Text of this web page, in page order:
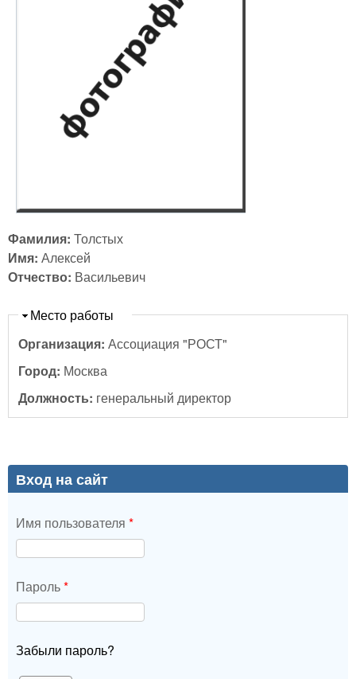
Фамилия: Толстых
Имя: Алексей
Отчество: Васильевич
Скрыть
Место работы
Организация: Ассоциация "РОСТ"
Город: Москва
Должность: генеральный директор
Вход на сайт
Имя пользователя *
Пароль*
Забыли пароль?